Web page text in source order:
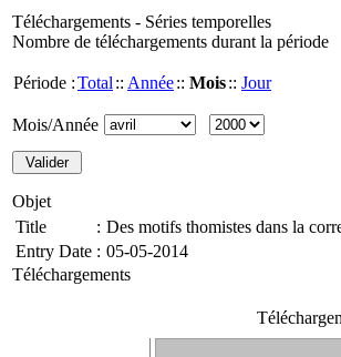
Téléchargements - Séries temporelles
Nombre de téléchargements durant la période
Période :Total :: Année:: Mois:: Jour
Mois/Année
Objet
Title
: Des motifs thomistes dans la
Entry Date : 05-05-2014
Téléchargements